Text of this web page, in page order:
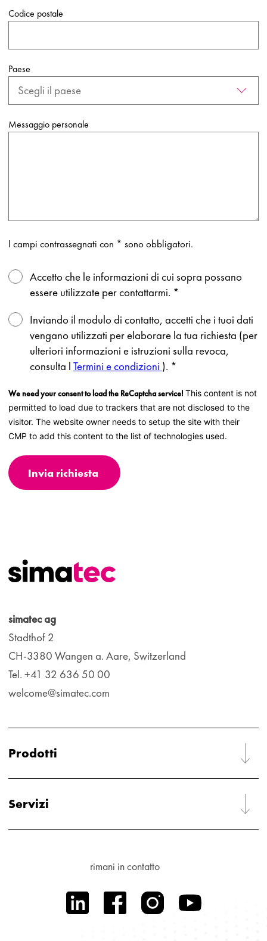
Codice postale
Paese
Messaggio personale
I campi contrassegnati con * sono obbligatori.
Accetto che le informazioni di cui sopra possano
essere utilizzate per contattarmi. *
Inviando il modulo di contatto, accetti che i tuoi dati
vengano utilizzati per elaborare la tua richiesta (per
ulteriori informazioni e istruzioni sulla revoca,
consulta l Termini e condizioni ). *
We need your consent to load the ReCaptcha service! This content is not
permitted to load due to trackers that are not disclosed to the
visitor. The website owner needs to setup the site with their
CMP to add this content to the list of technologies used.
Invia richiesta
simatec ag
Stadthof 2
CH-3380 Wangen a. Aare, Switzerland
Tel. +41 32 636 50 00
welcome@simatec.com
Prodotti
Servizi
rimani in contatto